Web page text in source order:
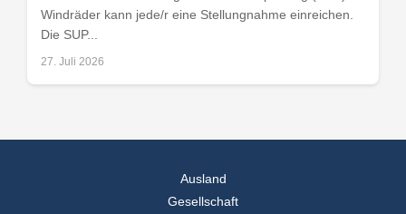
Windräder kann jede/r eine Stellungnahme einreichen.
Die SUP...
27. Juli 2026
Ausland
Gesellschaft